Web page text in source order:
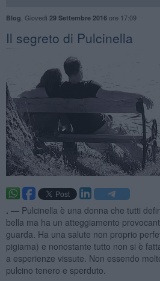
Blog Giovedì 29 Settembre 2016ore 17:09
Il segreto di Pulcinella
. — Pulcinella è una donna che tutti
bella ma ha un atteggiamento
guarda. Ha una salute non proprio
pigiama) e nonostante tutto non si è
a esperienze vissute. Non essendo
pulcino tenero e sperduto.